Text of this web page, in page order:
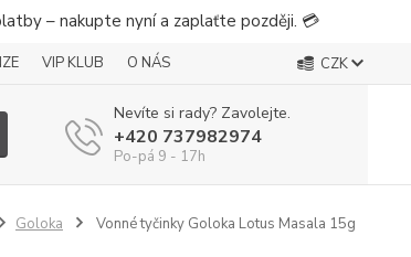
– nakupte nyní a zaplaťte později. 💳
VIP KLUB O NÁS CZK
Nevíte si rady? Zavolejte.
+420 737982974
Po-pá 9 - 17h
Goloka Vonné tyčinky Goloka Lotus Masala 15g